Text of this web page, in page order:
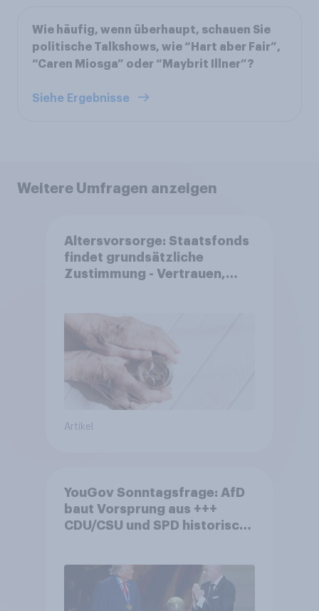
Wie häufig, wenn überhaupt, schauen Sie
politische Talkshows, wie “Hart aber Fair”,
“Caren Miosga” oder “Maybrit Illner”?
Siehe Ergebnisse
Weitere Umfragen anzeigen
Altersvorsorge: Staatsfonds
findet grundsätzliche
Zustimmung - Vertrauen,
Akzeptanz
Artikel
YouGov Sonntagsfrage: AfD
baut Vorsprung aus +++
CDU/CSU und SPD historisch
Fußball-WM ohne Politik